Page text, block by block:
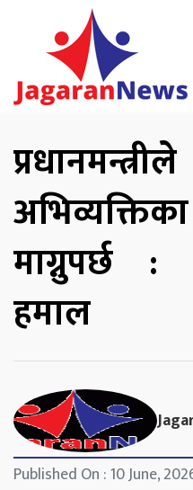
माग्नुपर्छ
हमाल
Published On : 10 June,